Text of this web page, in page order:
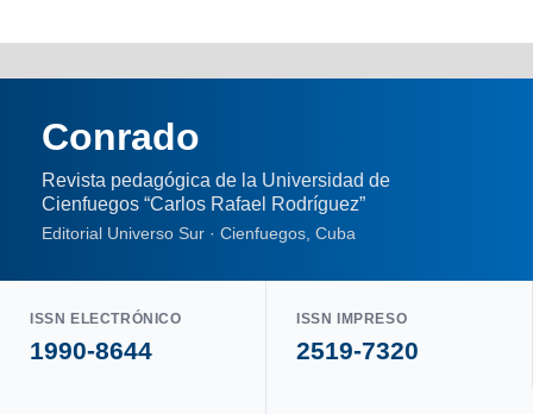
Conrado
Revista pedagógica de la Universidad de
Cienfuegos “Carlos Rafael Rodríguez”
Editorial Universo Sur · Cienfuegos, Cuba
ISSN ELECTRÓNICO
1990-8644
ISSN IMPRESO
2519-7320